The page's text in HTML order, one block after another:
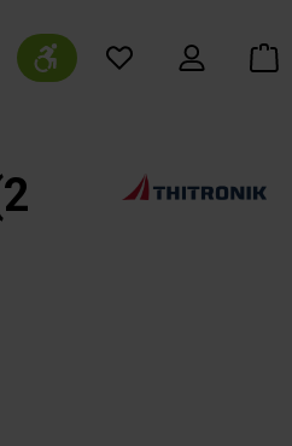
Werkzeugleiste anzeigen